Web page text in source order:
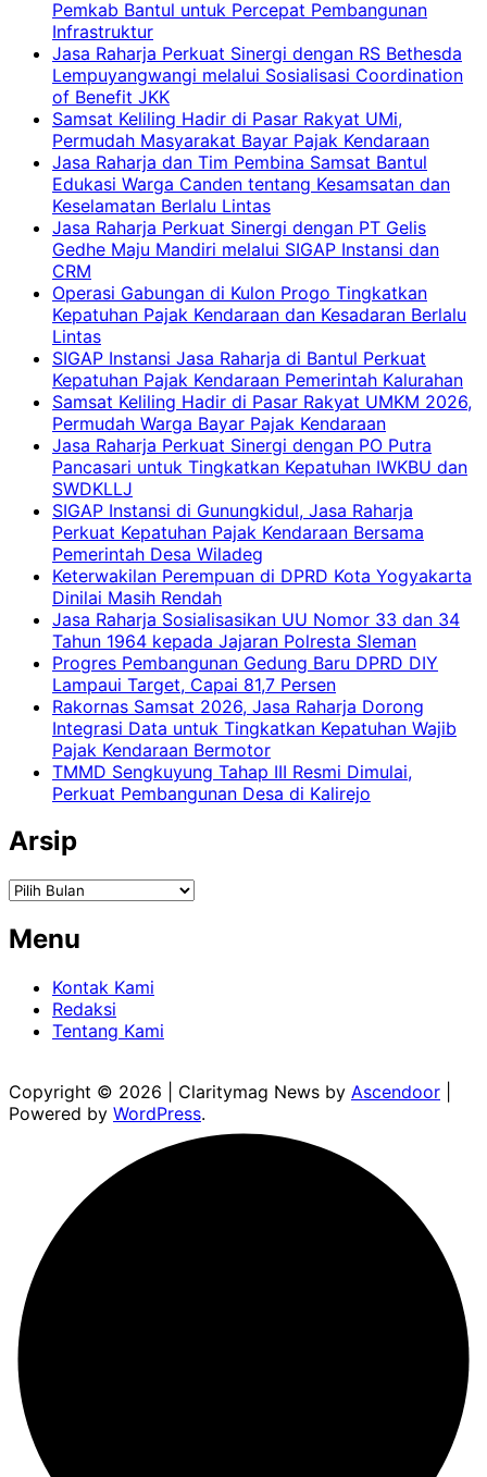
Pemkab Bantul untuk Percepat Pembangunan
Infrastruktur
Jasa Raharja Perkuat Sinergi dengan RS Bethesda
Lempuyangwangi melalui Sosialisasi Coordination
of Benefit JKK
Samsat Keliling Hadir di Pasar Rakyat UMi,
Permudah Masyarakat Bayar Pajak Kendaraan
Jasa Raharja dan Tim Pembina Samsat Bantul
Edukasi Warga Canden tentang Kesamsatan dan
Keselamatan Berlalu Lintas
Jasa Raharja Perkuat Sinergi dengan PT Gelis
Gedhe Maju Mandiri melalui SIGAP Instansi dan
CRM
Operasi Gabungan di Kulon Progo Tingkatkan
Kepatuhan Pajak Kendaraan dan Kesadaran Berlalu
Lintas
SIGAP Instansi Jasa Raharja di Bantul Perkuat
Kepatuhan Pajak Kendaraan Pemerintah Kalurahan
Samsat Keliling Hadir di Pasar Rakyat UMKM 2026,
Permudah Warga Bayar Pajak Kendaraan
Jasa Raharja Perkuat Sinergi dengan PO Putra
Pancasari untuk Tingkatkan Kepatuhan IWKBU dan
SWDKLLJ
SIGAP Instansi di Gunungkidul, Jasa Raharja
Perkuat Kepatuhan Pajak Kendaraan Bersama
Pemerintah Desa Wiladeg
Keterwakilan Perempuan di DPRD Kota Yogyakarta
Dinilai Masih Rendah
Jasa Raharja Sosialisasikan UU Nomor 33 dan 34
Tahun 1964 kepada Jajaran Polresta Sleman
Progres Pembangunan Gedung Baru DPRD DIY
Lampaui Target, Capai 81,7 Persen
Rakornas Samsat 2026, Jasa Raharja Dorong
Integrasi Data untuk Tingkatkan Kepatuhan Wajib
Pajak Kendaraan Bermotor
TMMD Sengkuyung Tahap III Resmi Dimulai,
Perkuat Pembangunan Desa di Kalirejo
Arsip
Arsip
Menu
Kontak Kami
Redaksi
Tentang Kami
Copyright © 2026 | Claritymag News by Ascendoor
Powered by WordPress.